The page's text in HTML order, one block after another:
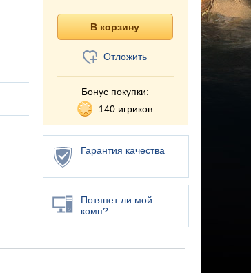
Отложить
Бонус покупки:
140 игриков
Гарантия качества
Потянет ли мой
комп?